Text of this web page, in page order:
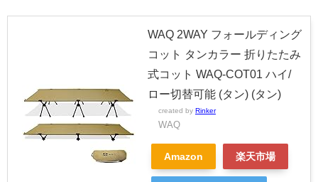
WAQ 2WAY フォールディング
コット タンカラー 折りたたみ
式コット WAQ-COT01 ハイ/
ロー切替可能 (タン) (タン)
created by Rinker
WAQ
Amazon 楽天市場